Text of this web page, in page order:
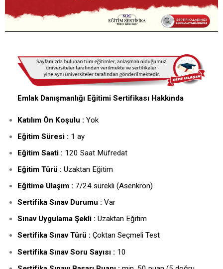
Emlak Danışmanlığı Eğitimi Sertifikası Hakkında
Katılım Ön Koşulu : Yok
Eğitim Süresi : 1 ay
Eğitim Saati : 120 Saat Müfredat
Eğitim Türü : Uzaktan Eğitim
Eğitime Ulaşım : 7/24 sürekli (Asenkron)
Sertifika Sınav Durumu : Var
Sınav Uygulama Şekli : Uzaktan Eğitim
Sertifika Sınav Türü : Çoktan Seçmeli Test
Sertifika Sınav Soru Sayısı : 10